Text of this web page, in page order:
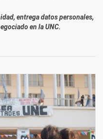
entrega datos personales,
en la UNC.